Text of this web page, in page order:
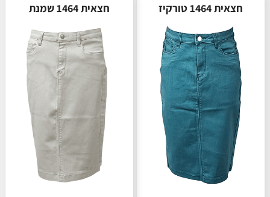
חצאית 1464 טורקיז חצאית 1464 שמנת